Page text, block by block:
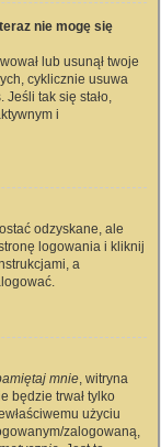
nie mogę się
lub usunął twoje
cyklicznie usuwa
Jeśli tak się stało,
i
odzyskane, ale
logowania i kliknij
a
mnie, witryna
będzie trwał tylko
użyciu
zalogowaną,